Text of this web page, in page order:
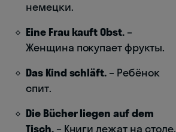
немецки.
Eine Frau kauft Obst.–
Женщина покупает фрукты.
Das Kind schläft. – Ребёнок
спит.
Die Bücher liegen auf dem
Tisch.– Книги лежат на столе.